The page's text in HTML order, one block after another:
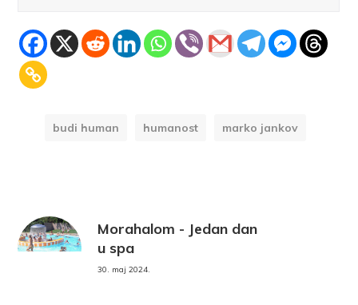
budi human humanost marko jankov
Morahalom - Jedan dan
u spa
30. maj 2024.